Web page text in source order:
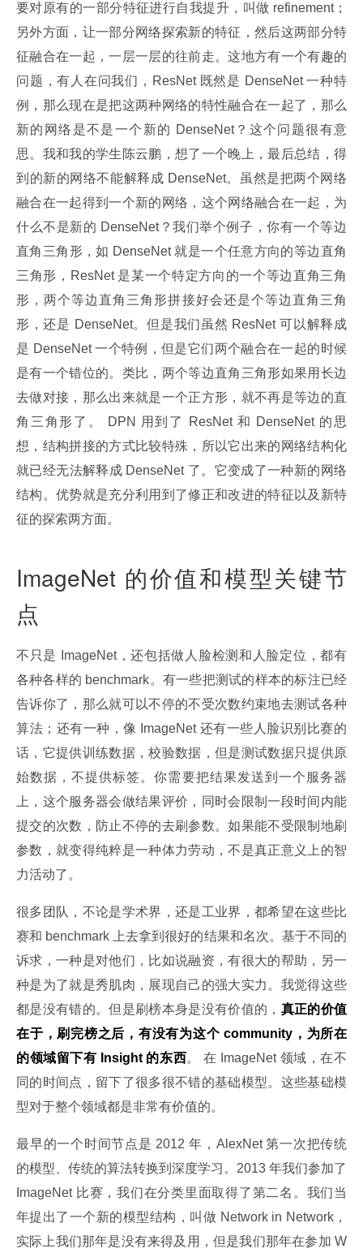
要对原有的一部分特征进行自我提升，叫做 refinement；
另外方面，让一部分网络探索新的特征，然后这两部分特
征融合在一起，一层一层的往前走。这地方有一个有趣的
问题，有人在问我们，ResNet 既然是 DenseNet 一种特
例，那么现在是把这两种网络的特性融合在一起了，那么
新的网络是不是一个新的 DenseNet？这个问题很有意
思。我和我的学生陈云鹏，想了一个晚上，最后总结，得
到的新的网络不能解释成 DenseNet。虽然是把两个网络
融合在一起得到一个新的网络，这个网络融合在一起，为
什么不是新的 DenseNet？我们举个例子，你有一个等边
直角三角形，如 DenseNet 就是一个任意方向的等边直角
三角形，ResNet 是某一个特定方向的一个等边直角三角
形，两个等边直角三角形拼接好会还是个等边直角三角
形，还是 DenseNet。但是我们虽然 ResNet 可以解释成
是 DenseNet 一个特例，但是它们两个融合在一起的时候
是有一个错位的。类比，两个等边直角三角形如果用长边
去做对接，那么出来就是一个正方形，就不再是等边的直
角三角形了。 DPN 用到了 ResNet 和 DenseNet 的思
想，结构拼接的方式比较特殊，所以它出来的网络结构化
就已经无法解释成 DenseNet 了。它变成了一种新的网络
结构。优势就是充分利用到了修正和改进的特征以及新特
征的探索两方面。
ImageNet 的价值和模型关键节
点
不只是 ImageNet，还包括做人脸检测和人脸定位，都有
各种各样的 benchmark。有一些把测试的样本的标注已经
告诉你了，那么就可以不停的不受次数约束地去测试各种
算法；还有一种，像 ImageNet 还有一些人脸识别比赛的
话，它提供训练数据，校验数据，但是测试数据只提供原
始数据，不提供标签。你需要把结果发送到一个服务器
上，这个服务器会做结果评价，同时会限制一段时间内能
提交的次数，防止不停的去刷参数。如果能不受限制地刷
参数，就变得纯粹是一种体力劳动，不是真正意义上的智
力活动了。
很多团队，不论是学术界，还是工业界，都希望在这些比
赛和 benchmark 上去拿到很好的结果和名次。基于不同的
诉求，一种是对他们，比如说融资，有很大的帮助，另一
种是为了就是秀肌肉，展现自己的强大实力。我觉得这些
都是没有错的。但是刷榜本身是没有价值的， 真正的价值
在于，刷完榜之后，有没有为这个 community，为所在
的领域留下有 Insight 的东西。 在 ImageNet 领域，在不
同的时间点，留下了很多很不错的基础模型。这些基础模
型对于整个领域都是非常有价值的。
最早的一个时间节点是 2012 年，AlexNet 第一次把传统
的模型、传统的算法转换到深度学习。2013 年我们参加了
ImageNet 比赛，我们在分类里面取得了第二名。我们当
年提出了一个新的模型结构，叫做 Network in Network，
实际上我们那年是没有来得及用，但是我们那年在参加 W